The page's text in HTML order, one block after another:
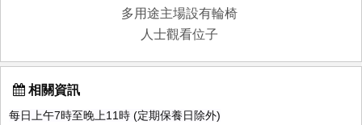
多用途主場設有輪椅
人士觀看位子
相關資訊
每日上午7時至晚上11時 (定期保養日除外)